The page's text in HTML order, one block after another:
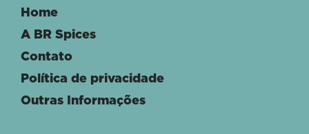
Home
A BR Spices
Contato
Política de privacidade
Outras Informações